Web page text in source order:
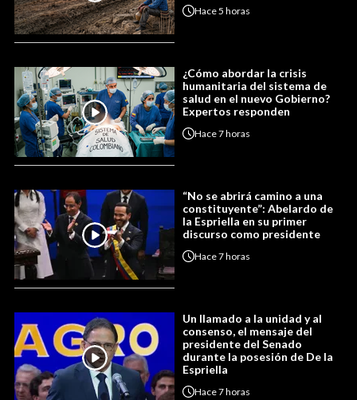
Hace5 horas
¿Cómo abordar la crisis
humanitaria del sistema de
salud en el nuevo Gobierno?
Expertos responden
Hace7 horas
“No se abrirá camino a una
constituyente”: Abelardo de
la Espriella en su primer
discurso como presidente
Hace7 horas
Un llamado a la unidad y al
consenso, el mensaje del
presidente del Senado
durante la posesión de De la
Espriella
Hace7 horas